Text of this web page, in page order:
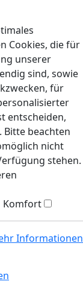
Cookies, die für
unserer
sind, sowie
für
entscheiden,
Bitte beachten
nicht
stehen.
Komfort
Informationen